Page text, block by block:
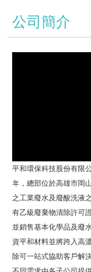
公司簡介
平和環保科技股份有限
年，總部位於高雄市岡
之工業廢水及廢酸洗液
有乙級廢棄物清除許可
並銷售基本化學品及廢
資平和材料並將跨入高
除可一站式協助客戶解